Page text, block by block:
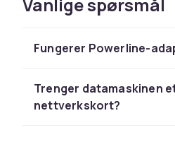
av nettverkskot &
til konkurransedyktige
bygge hjemmenettverk
Moderne nettverksutstyr
Fungerer Powerline-
Trenger datamaskinen
nettverkskort?